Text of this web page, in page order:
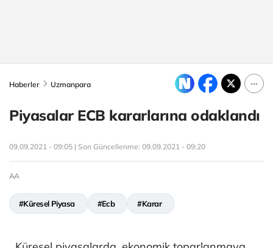
Haberler Uzmanpara
Piyasalar ECB kararlarına odaklandı
09.09.2021 - 09:05 | Son Güncellenme: 09.09.2021 - 09:20
AA
#Küresel Piyasa #Ecb #Karar